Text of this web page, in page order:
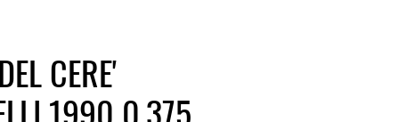
CERE'
1990 0.375